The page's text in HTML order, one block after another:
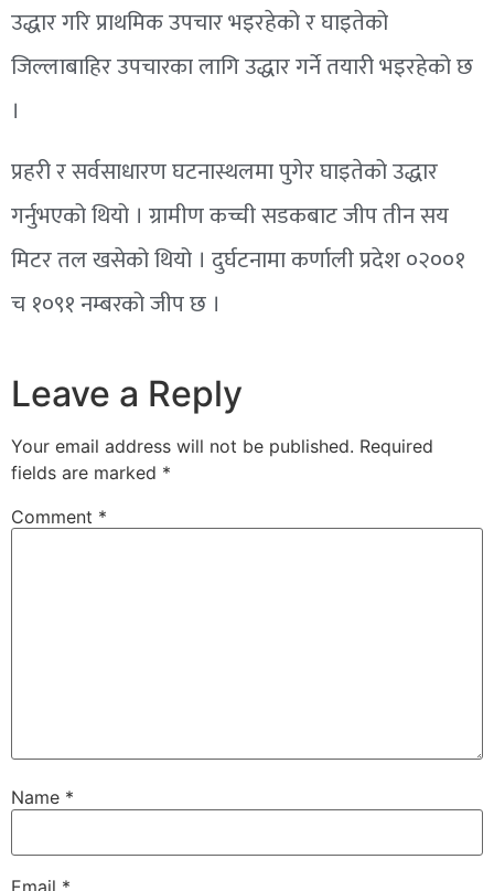
उद्धार गरि प्राथमिक उपचार भइरहेको र घाइतेको
जिल्लाबाहिर उपचारका लागि उद्धार गर्ने तयारी भइरहेको छ
।
प्रहरी र सर्वसाधारण घटनास्थलमा पुगेर घाइतेको उद्धार
गर्नुभएको थियो । ग्रामीण कच्ची सडकबाट जीप तीन सय
मिटर तल खसेको थियो । दुर्घटनामा कर्णाली प्रदेश ०२००१
च १०९१ नम्बरको जीप छ ।
Leave a Reply
Your email address will not be published. Required
fields are marked *
Comment *
Name *
Email *